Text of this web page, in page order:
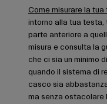
Come misurare la tua
intorno alla tua testa,
parte anteriore a
misura e consulta la
che ci sia un minimo
quando il sistema di
casco sia
ma senza ostacolare